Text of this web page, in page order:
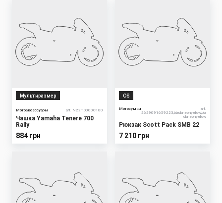
Мультиразмер
Мотоаксессуары art. N22TD000C100
Чашка Yamaha Tenere 700
Rally
884 грн
OS
Мотосумки
art.
2629091659223,blackneonyellow,bla
ckneonyellow
Рюкзак Scott Pack SMB 22
7 210 грн